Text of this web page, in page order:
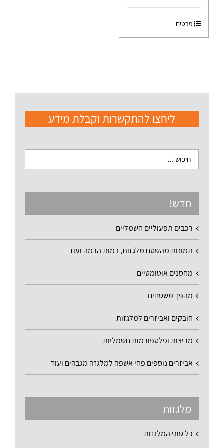
פרטים
ליחצו להתקשרות וקבלת מידע
חדש!
רכבים תפעוליים חשמליים
תמונות מהשטח מלגזות, במות הרמה ועוד
מחסנים אוטומטיים
מהפך משטחים
חובקים ואביזרים למלגזות
מריצות ופלטפורמות חשמליות
אביזרים נוספים פחי אשפה למלגזה מגבהים ועוד
מלגזות
כל סוגי המלגזות